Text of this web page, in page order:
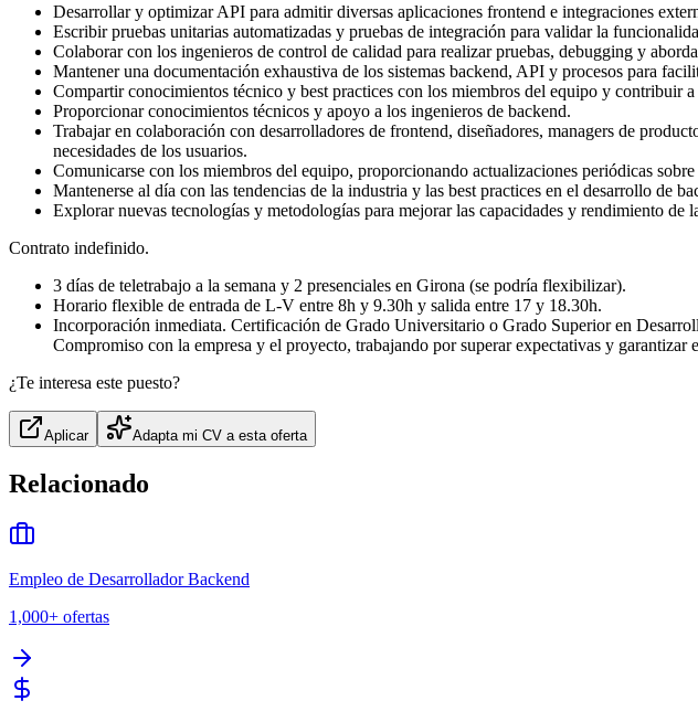
Desarrollar y optimizar API para admitir diversas aplicaciones frontend e integraciones
Escribir pruebas unitarias automatizadas y pruebas de integración para validar la
Colaborar con los ingenieros de control de calidad para realizar pruebas, debugging y
Mantener una documentación exhaustiva de los sistemas backend, API y procesos para
Compartir conocimientos técnico y best practices con los miembros del equipo y contribuir
Proporcionar conocimientos técnicos y apoyo a los ingenieros de backend.
Trabajar en colaboración con desarrolladores de frontend, diseñadores, managers de
necesidades de los usuarios.
Comunicarse con los miembros del equipo, proporcionando actualizaciones periódicas
Mantenerse al día con las tendencias de la industria y las best practices en el desarrollo de
Explorar nuevas tecnologías y metodologías para mejorar las capacidades y rendimiento de
Contrato indefinido.
3 días de teletrabajo a la semana y 2 presenciales en Girona (se podría flexibilizar).
Horario flexible de entrada de L-V entre 8h y 9.30h y salida entre 17 y 18.30h.
Incorporación inmediata. Certificación de Grado Universitario o Grado Superior en
Compromiso con la empresa y el proyecto, trabajando por superar expectativas y garantizar
¿Te interesa este puesto?
Aplicar Adapta mi CV a esta oferta
Relacionado
Empleo de Desarrollador Backend
1,000+ ofertas